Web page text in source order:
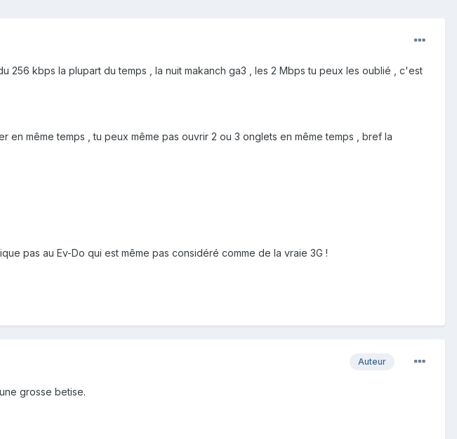
256 kbps la plupart du temps , la nuit makanch ga3 , les 2 Mbps tu peux les oublié , c'est
même temps , tu peux même pas ouvrir 2 ou 3 onglets en même temps , bref la
pas au Ev-Do qui est même pas considéré comme de la vraie 3G !
Auteur
grosse betise.